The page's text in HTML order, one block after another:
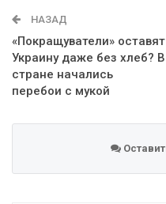
НАЗАД
«Покращуватели» оставят
Украину даже без хлеб? В
стране начались
перебои с мукой